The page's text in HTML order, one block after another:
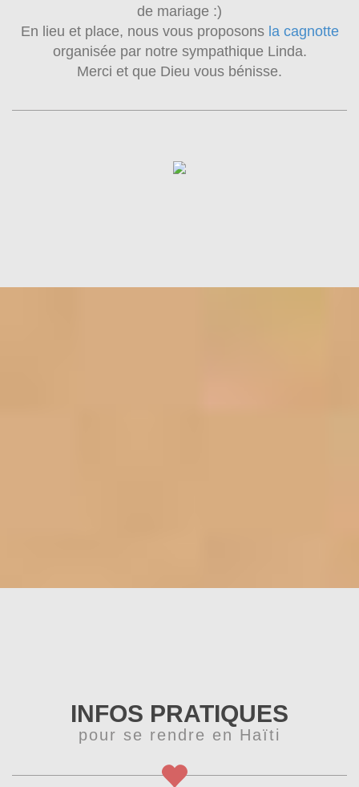
de mariage :)
En lieu et place, nous vous proposons la cagnotte
organisée par notre sympathique Linda.
Merci et que Dieu vous bénisse.
INFOS PRATIQUES
pour se rendre en Haïti